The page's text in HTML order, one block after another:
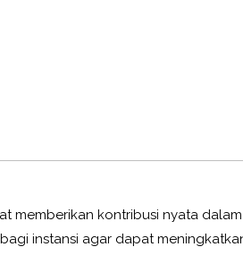
memberikan kontribusi nyata
instansi agar dapat